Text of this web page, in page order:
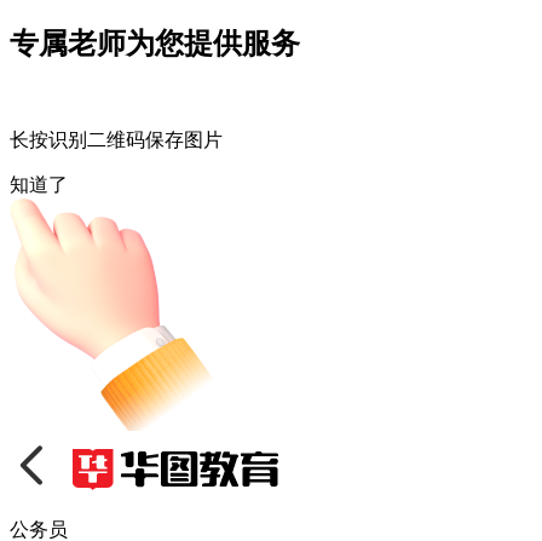
专属老师为您提供服务
长按识别二维码保存图片
知道了
公务员